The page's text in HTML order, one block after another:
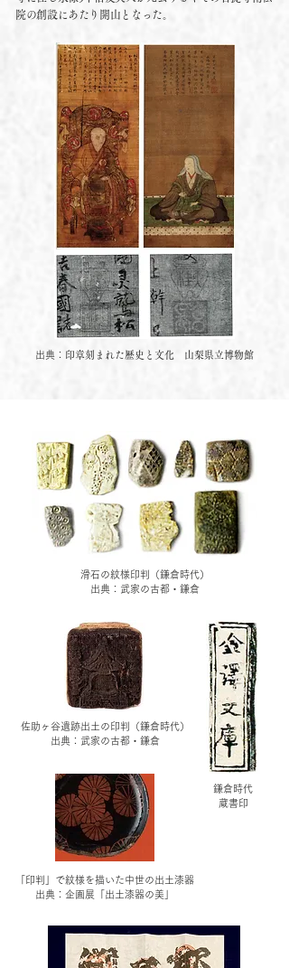
院の創設にあたり開山となった。
出典： 印章刻まれた歴史と文化 山梨県立博物館
滑石の紋様印判（鎌倉時代）
出典：武家の古都・鎌倉
佐助ヶ谷遺跡出土の印判（鎌倉時代）
出典：武家の古都・鎌倉
鎌倉時代
蔵書印
「印判」で紋様を描いた中世の出土漆器
出典：企画展「出土漆器の美」